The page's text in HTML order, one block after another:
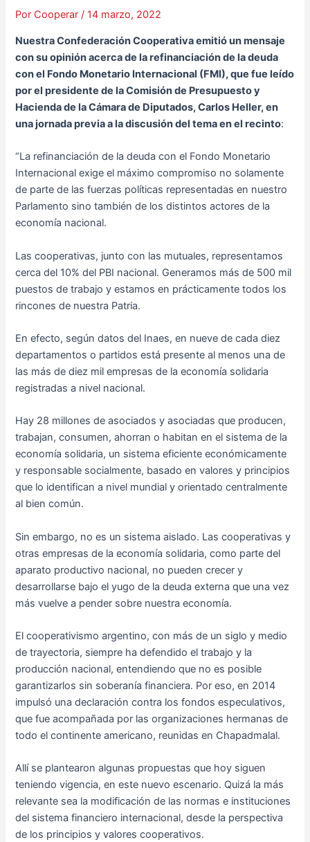
Por Cooperar/14 marzo, 2022
Nuestra Confederación Cooperativa emitió un mensaje
con su opinión acerca de la refinanciación de la deuda
con el Fondo Monetario Internacional (FMI), que fue leído
por el presidente de la Comisión de Presupuesto y
Hacienda de la Cámara de Diputados, Carlos Heller, en
una jornada previa a la discusión del tema en el recinto:
“La refinanciación de la deuda con el Fondo Monetario
Internacional exige el máximo compromiso no solamente
de parte de las fuerzas políticas representadas en nuestro
Parlamento sino también de los distintos actores de la
economía nacional.
Las cooperativas, junto con las mutuales, representamos
cerca del 10% del PBI nacional. Generamos más de 500 mil
puestos de trabajo y estamos en prácticamente todos los
rincones de nuestra Patria.
En efecto, según datos del Inaes, en nueve de cada diez
departamentos o partidos está presente al menos una de
las más de diez mil empresas de la economía solidaria
registradas a nivel nacional.
Hay 28 millones de asociados y asociadas que producen,
trabajan, consumen, ahorran o habitan en el sistema de la
economía solidaria, un sistema eficiente económicamente
y responsable socialmente, basado en valores y principios
que lo identifican a nivel mundial y orientado centralmente
al bien común.
Sin embargo, no es un sistema aislado. Las cooperativas y
otras empresas de la economía solidaria, como parte del
aparato productivo nacional, no pueden crecer y
desarrollarse bajo el yugo de la deuda externa que una vez
más vuelve a pender sobre nuestra economía.
El cooperativismo argentino, con más de un siglo y medio
de trayectoria, siempre ha defendido el trabajo y la
producción nacional, entendiendo que no es posible
garantizarlos sin soberanía financiera. Por eso, en 2014
impulsó una declaración contra los fondos especulativos,
que fue acompañada por las organizaciones hermanas de
todo el continente americano, reunidas en Chapadmalal.
Allí se plantearon algunas propuestas que hoy siguen
teniendo vigencia, en este nuevo escenario. Quizá la más
relevante sea la modificación de las normas e instituciones
del sistema financiero internacional, desde la perspectiva
de los principios y valores cooperativos.